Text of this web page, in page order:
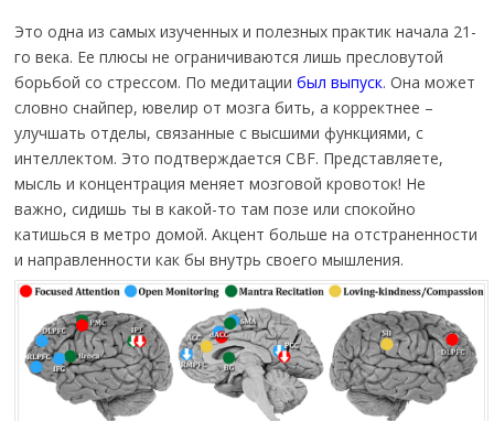
Это одна из самых изученных и полезных практик начала 21-
го века. Ее плюсы не ограничиваются лишь пресловутой
борьбой со стрессом. По медитации был выпуск. Она может
словно снайпер, ювелир от мозга бить, а корректнее –
улучшать отделы, связанные с высшими функциями, с
интеллектом. Это подтверждается CBF. Представляете,
мысль и концентрация меняет мозговой кровоток! Не
важно, сидишь ты в какой-то там позе или спокойно
катишься в метро домой. Акцент больше на отстраненности
и направленности как бы внутрь своего мышления.